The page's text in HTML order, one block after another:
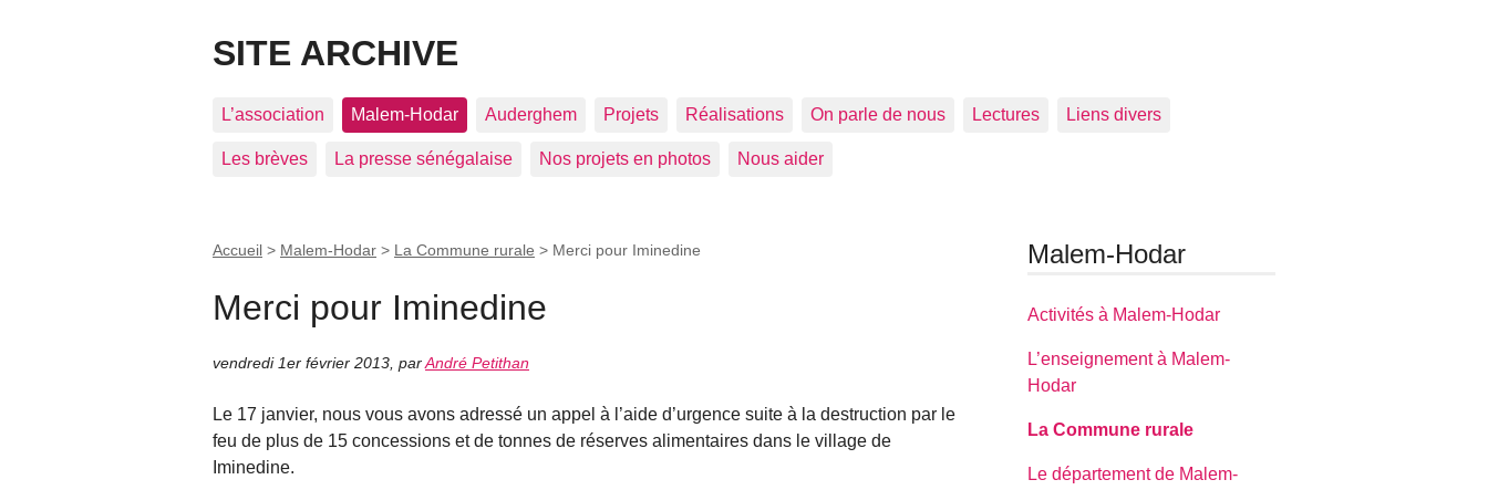
SITE ARCHIVE
L’association Malem-Hodar Auderghem Projets Réalisations On parle de nous Lectures Liens divers
Les brèves La presse sénégalaise Nos projets en photos Nous aider
Accueil > Malem-Hodar > La Commune rurale > Merci pour Iminedine
Merci pour Iminedine
vendredi 1er février 2013 parAndré Petithan
Le 17 janvier, nous vous avons adressé un appel à l’aide d’urgence suite à la destruction par le
feu de plus de 15 concessions et de tonnes de réserves alimentaires dans le village de
Iminedine.
Malem-Hodar
Activités à Malem-Hodar
L’enseignement à Malem-
Hodar
La Commune rurale
Le département de Malem-